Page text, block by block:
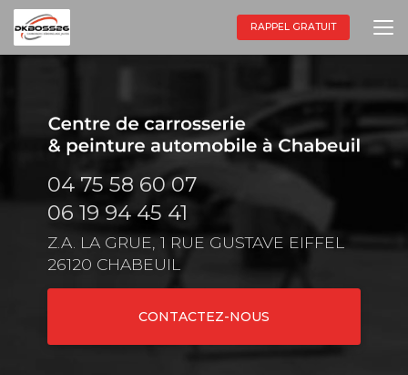
Aller
au
contenu
principal
RAPPEL GRATUIT
04 75 58 60 07
06 19 94 45 41
Z.A. LA GRUE, 1 RUE GUSTAVE EIFFEL
26120 CHABEUIL
CONTACTEZ-NOUS